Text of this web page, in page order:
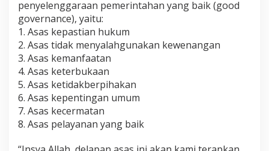
penyelenggaraan pemerintahan yang baik (good
governance), yaitu:
1. Asas kepastian hukum
2. Asas tidak menyalahgunakan kewenangan
3. Asas kemanfaatan
4. Asas keterbukaan
5. Asas ketidakberpihakan
6. Asas kepentingan umum
7. Asas kecermatan
8. Asas pelayanan yang baik